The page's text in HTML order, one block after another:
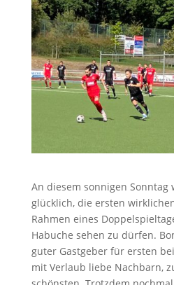
An diesem sonnigen
glücklich, die ersten
Rahmen eines
Habuche sehen zu dürfen.
guter Gastgeber für ersten
mit Verlaub liebe Nachbarn,